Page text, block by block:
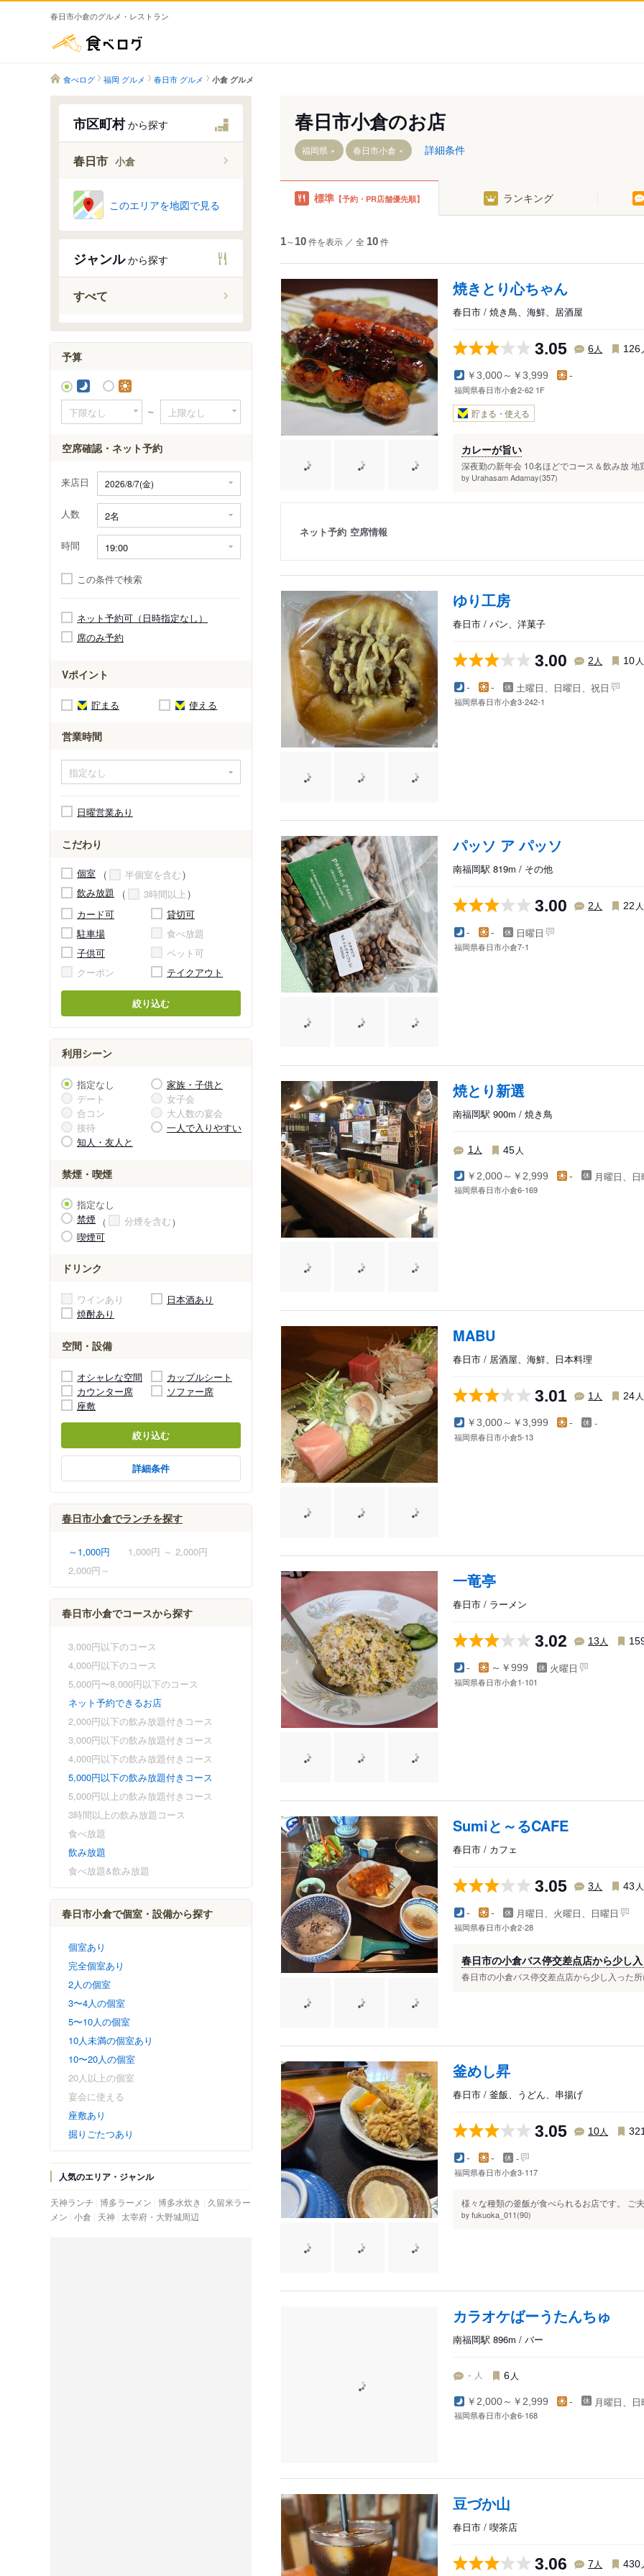
春日市小倉のグルメ・レストラン
食べログ 福岡 グルメ 春日市 グルメ 小倉 グルメ
市区町村から探す
春日市 小倉
春日公園
春日原東町
春日原南町
上白水
小倉
小倉東
このエリアを地図で見る
ジャンルから探す
すべて
予算
～
空席確認・ネット予約
来店日
人数
時間
この条件で検索
ネット予約可（日時指定なし）
席のみ予約
Vポイント
貯まる 使える
営業時間
日曜営業あり
こだわり
個室
半個室を含む
飲み放題
3時間以上
カード可
貸切可
駐車場
食べ放題
子供可
ペット可
クーポン
テイクアウト
絞り込む
利用シーン
指定なし
家族・子供と
デート
女子会
合コン
大人数の宴会
接待
一人で入りやすい
知人・友人と
禁煙・喫煙
指定なし
禁煙
分煙を含む
喫煙可
ドリンク
ワインあり
日本酒あり
焼酎あり
空間・設備
オシャレな空間
カップルシート
カウンター席
ソファー席
座敷
絞り込む
詳細条件
春日市小倉でランチを探す
～1,000円
1,000円 ～ 2,000円
2,000円～
春日市小倉でコースから探す
3,000円以下のコース
4,000円以下のコース
5,000円〜8,000円以下のコース
ネット予約できるお店
2,000円以下の飲み放題付きコース
3,000円以下の飲み放題付きコース
4,000円以下の飲み放題付きコース
5,000円以下の飲み放題付きコース
5,000円以上の飲み放題付きコース
3時間以上の飲み放題コース
食べ放題
飲み放題
食べ放題&飲み放題
春日市小倉で個室・設備から探す
個室あり
完全個室あり
2人の個室
3〜4人の個室
5〜10人の個室
10人未満の個室あり
10〜20人の個室
20人以上の個室
宴会に使える
座敷あり
掘りごたつあり
人気のエリア・ジャンル
天神ランチ 博多ラーメン 博多水炊き
久留米ラー
メン 小倉 天神 太宰府・大野城周辺
春日市小倉のお店
福岡県 春日市小倉 詳細条件
標準 【予約・PR店舗優先順】 ランキング
1～10件を表示 ／ 全 10件
焼きとり心ちゃん
春日市 / 焼き鳥、海鮮、居酒屋
3.05 6人 126
￥3,000～￥3,999
-
福岡県春日市小倉2-62 1F
貯まる・使える
カレーが旨い
深夜勤の新年会 10名ほどでコース＆飲み放
by Urahasam Adamay(357)
ネット予約 空席情報
ゆり工房
春日市 / パン、洋菓子
3.00 2 人 10 人
- - 土曜日、日曜日、祝日
福岡県春日市小倉3-242-1
パッソ ア パッソ
南福岡駅 819m / その他
3.00 2 人 22 人
- - 日曜日
福岡県春日市小倉7-1
焼とり新選
南福岡駅 900m / 焼き鳥
1 人 45 人
￥2,000～￥2,999 - 月曜日、
福岡県春日市小倉6-169
MABU
春日市 / 居酒屋、海鮮、日本料理
3.01 1 人 24 人
￥3,000～￥3,999 - -
福岡県春日市小倉5-13
一竜亭
春日市 / ラーメン
3.02 13 人
- ～￥999 火曜日
福岡県春日市小倉1-101
Sumiと～るCAFE
春日市 / カフェ
3.05 3 人 43 人
- - 月曜日、火曜日、日曜日
福岡県春日市小倉2-28
春日市の小倉バス停交差点店から少し
春日市の小倉バス停交差点店から少し入った
釜めし昇
春日市 / 釜飯、うどん、串揚げ
3.05 10人
- - -
福岡県春日市小倉3-117
様々な種類の釜飯が食べられるお店です。 ご
by fukuoka_011(90)
カラオケばーうたんちゅ
南福岡駅 896m / バー
- 人 6 人
￥2,000～￥2,999 - 月曜日、
福岡県春日市小倉6-168
豆づか山
春日市 / 喫茶店
3.06 7 人 430